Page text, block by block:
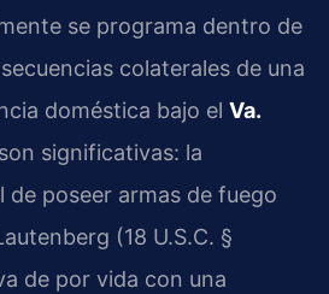
se programa dentro de
colaterales de una
doméstica bajo el Va.
son significativas: la
poseer armas de fuego
(18 U.S.C. §
de por vida con una